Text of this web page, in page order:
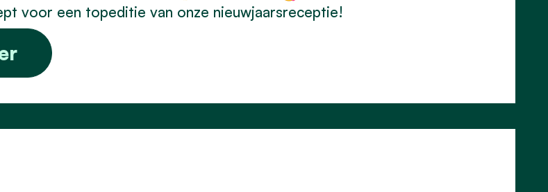
voor een topeditie van onze nieuwjaarsreceptie!